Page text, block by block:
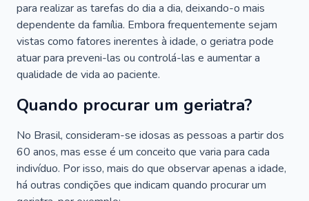
para realizar as tarefas do dia a dia, deixando-o mais
dependente da família. Embora frequentemente sejam
vistas como fatores inerentes à idade, o geriatra pode
atuar para preveni-las ou controlá-las e aumentar a
qualidade de vida ao paciente.
Quando procurar um geriatra?
No Brasil, consideram-se idosas as pessoas a partir dos
60 anos, mas esse é um conceito que varia para cada
indivíduo. Por isso, mais do que observar apenas a idade,
há outras condições que indicam quando procurar um